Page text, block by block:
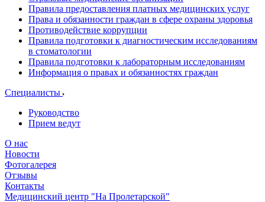
Правила предоставления платных медицинских услуг
Права и обязанности граждан в сфере охраны здоровья
Противодействие коррупции
Правила подготовки к диагностическим исследованиям
в стоматологии
Правила подготовки к лабораторным исследованиям
Информация о правах и обязанностях граждан
Специалисты
Руководство
Прием ведут
О нас
Новости
Фотогалерея
Отзывы
Контакты
Медицинский центр "На Пролетарской"